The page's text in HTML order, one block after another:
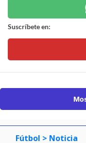
Suscríbete en:
Fútbol > Noticia